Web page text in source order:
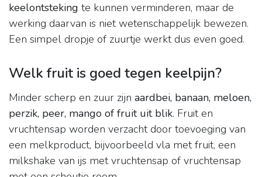
keelontsteking te kunnen verminderen, maar de
werking daarvan is niet wetenschappelijk bewezen.
Een simpel dropje of zuurtje werkt dus even goed.
Welk fruit is goed tegen keelpijn?
Minder scherp en zuur zijn aardbei, banaan, meloen,
perzik, peer, mango of fruit uit blik. Fruit en
vruchtensap worden verzacht door toevoeging van
een melkproduct, bijvoorbeeld vla met fruit, een
milkshake van ijs met vruchtensap of vruchtensap